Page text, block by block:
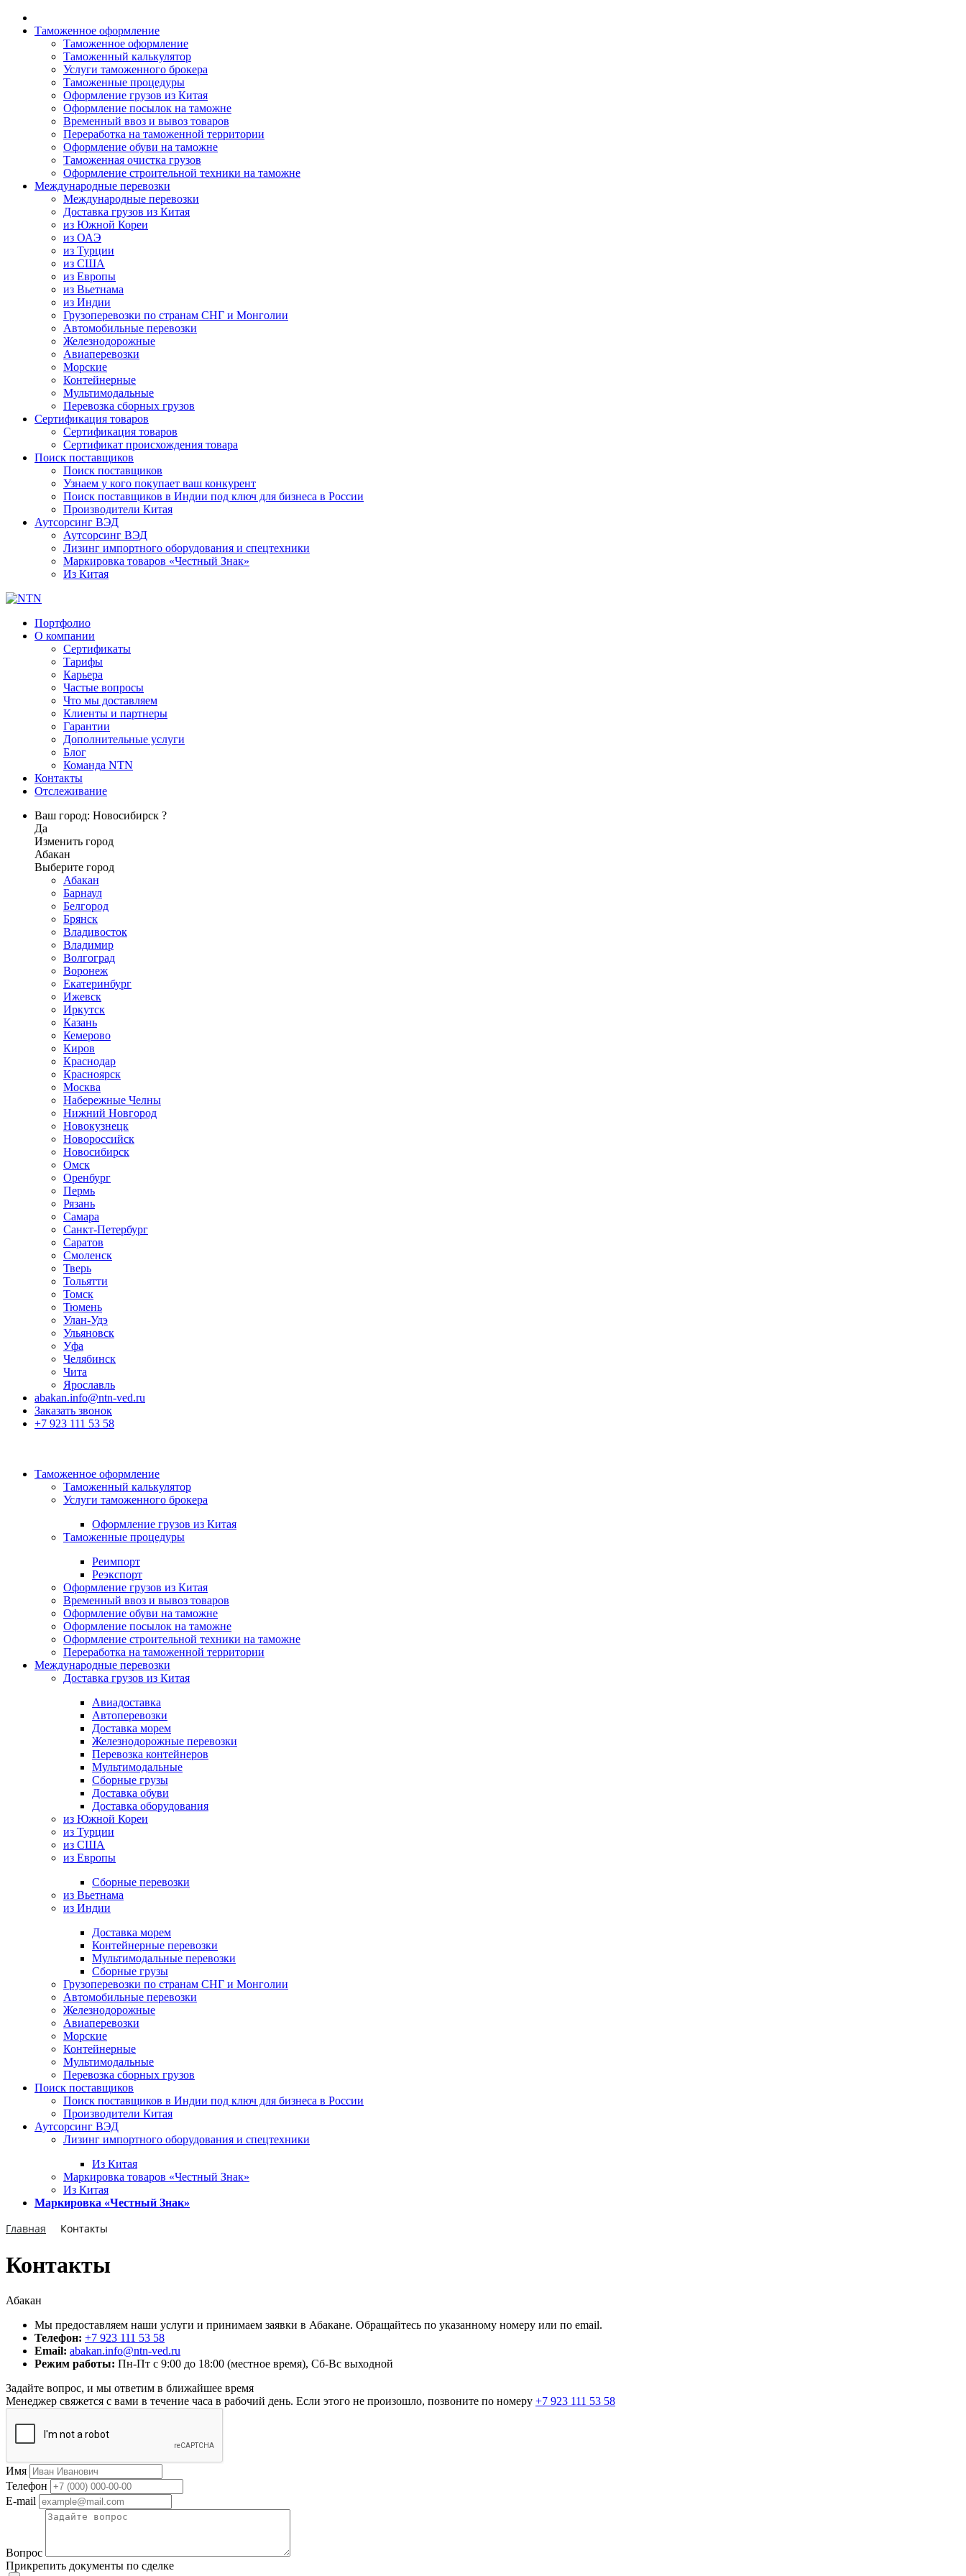
Таможенное оформление
Таможенное оформление
Таможенный калькулятор
Услуги таможенного брокера
Таможенные процедуры
Оформление грузов из Китая
Оформление посылок на таможне
Временный ввоз и вывоз товаров
Переработка на таможенной территории
Оформление обуви на таможне
Таможенная очистка грузов
Оформление строительной техники на таможне
Международные перевозки
Международные перевозки
Доставка грузов из Китая
из Южной Кореи
из ОАЭ
из Турции
из США
из Европы
из Вьетнама
из Индии
Грузоперевозки по странам СНГ и Монголии
Автомобильные перевозки
Железнодорожные
Авиаперевозки
Морские
Контейнерные
Мультимодальные
Перевозка сборных грузов
Сертификация товаров
Сертификация товаров
Сертификат происхождения товара
Поиск поставщиков
Поиск поставщиков
Узнаем у кого покупает ваш конкурент
Поиск поставщиков в Индии под ключ для бизнеса в России
Производители Китая
Аутсорсинг ВЭД
Аутсорсинг ВЭД
Лизинг импортного оборудования и спецтехники
Маркировка товаров «Честный Знак»
Из Китая
Портфолио
О компании
Сертификаты
Тарифы
Карьера
Частые вопросы
Что мы доставляем
Клиенты и партнеры
Гарантии
Дополнительные услуги
Блог
Команда NTN
Контакты
Отслеживание
Ваш город: Новосибирск ?
Да
Изменить город
Абакан
Выберите город
Абакан
Барнаул
Белгород
Брянск
Владивосток
Владимир
Волгоград
Воронеж
Екатеринбург
Ижевск
Иркутск
Казань
Кемерово
Киров
Краснодар
Красноярск
Москва
Набережные Челны
Нижний Новгород
Новокузнецк
Новороссийск
Новосибирск
Омск
Оренбург
Пермь
Рязань
Самара
Санкт-Петербург
Саратов
Смоленск
Тверь
Тольятти
Томск
Тюмень
Улан-Удэ
Ульяновск
Уфа
Челябинск
Чита
Ярославль
abakan.info@ntn-ved.ru
Заказать звонок
+7 923 111 53 58
Таможенное оформление
Таможенный калькулятор
Услуги таможенного брокера
Оформление грузов из Китая
Таможенные процедуры
Реимпорт
Реэкспорт
Оформление грузов из Китая
Временный ввоз и вывоз товаров
Оформление обуви на таможне
Оформление посылок на таможне
Оформление строительной техники на таможне
Переработка на таможенной территории
Международные перевозки
Доставка грузов из Китая
Авиадоставка
Автоперевозки
Доставка морем
Железнодорожные перевозки
Перевозка контейнеров
Мультимодальные
Сборные грузы
Доставка обуви
Доставка оборудования
из Южной Кореи
из Турции
из США
из Европы
Сборные перевозки
из Вьетнама
из Индии
Доставка морем
Контейнерные перевозки
Мультимодальные перевозки
Сборные грузы
Грузоперевозки по странам СНГ и Монголии
Автомобильные перевозки
Железнодорожные
Авиаперевозки
Морские
Контейнерные
Мультимодальные
Перевозка сборных грузов
Поиск поставщиков
Поиск поставщиков в Индии под ключ для бизнеса в России
Производители Китая
Аутсорсинг ВЭД
Лизинг импортного оборудования и спецтехники
Из Китая
Маркировка товаров «Честный Знак»
Из Китая
Маркировка «Честный Знак»
Главная Контакты
Контакты
Абакан
Мы предоставляем наши услуги и принимаем заявки в Абакане. Обращайтесь по указанному номеру или по email.
Телефон: +7 923 111 53 58
Email: abakan.info@ntn-ved.ru
Режим работы: Пн-Пт с 9:00 до 18:00 (местное время), Сб-Вс выходной
Задайте вопрос, и мы ответим в ближайшее время
Менеджер свяжется с вами в течение часа в рабочий день. Если этого не произошло, позвоните по номеру +7 923 111 53 58
Имя
Телефон
E-mail
Вопрос
Прикрепить документы по сделке